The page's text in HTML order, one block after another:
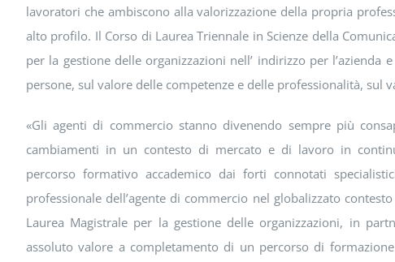
lavoratori che ambiscono alla valorizzazione della propria
alto profilo. Il Corso di Laurea Triennale in Scienze della
per la gestione delle organizzazioni nell’ indirizzo per
persone, sul valore delle competenze e delle professionalità, sul
«Gli agenti di commercio stanno divenendo sempre più
cambiamenti in un contesto di mercato e di lavoro in
percorso formativo accademico dai forti connotati
professionale dell’agente di commercio nel globalizzato
Laurea Magistrale per la gestione delle organizzazioni, in
assoluto valore a completamento di un percorso di